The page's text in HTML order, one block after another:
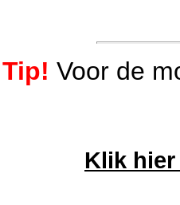
Tip! Voor de
Klik